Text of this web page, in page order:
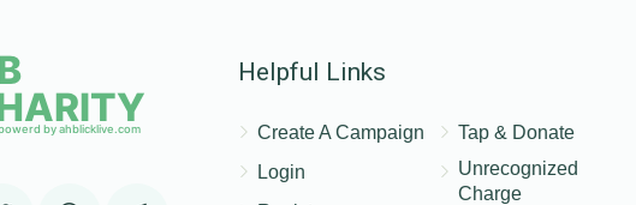
Helpful Links
Create A Campaign
Login
Tap & Donate
Unrecognized
Charge